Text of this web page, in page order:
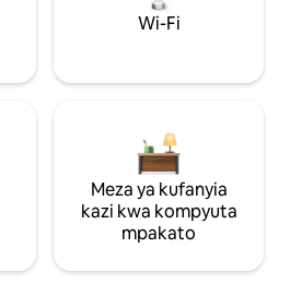
Wi-Fi
Meza ya kufanyia
kazi kwa kompyuta
mpakato